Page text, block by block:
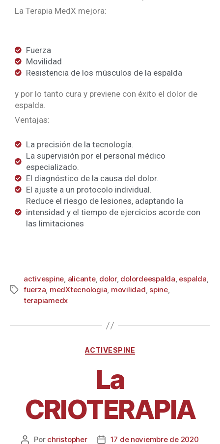
La Terapia MedX mejora:
Fuerza
Movilidad
Resistencia de los músculos de la espalda
y por lo tanto cura y previene con éxito el dolor de
espalda.
Ventajas:
La precisión de la tecnología.
La supervisión por el personal médico
especializado.
El diagnóstico de la causa del dolor.
El ajuste a un protocolo individual.
Reduce el riesgo de lesiones, adaptando la
intensidad y el tiempo de ejercicios acorde con
las limitaciones
activespine, alicante, dolor, dolordeespalda, espalda,
fuerza, medXtecnologia, movilidad, spine,
terapiamedx
ACTIVESPINE
La
CRIOTERAPIA
Por christopher 17 de noviembre de 2020